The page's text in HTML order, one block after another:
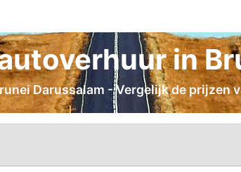
in
Darussalam - Vergelijk de prijzen